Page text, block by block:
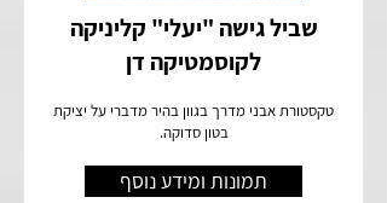
שביל גישה "יעלי" קליניקה
לקוסמטיקה דן
טקסטורת אבני מדרך בגוון בהיר מדברי על יציקת
בטון סדוקה.
תמונות ומידע נוסף